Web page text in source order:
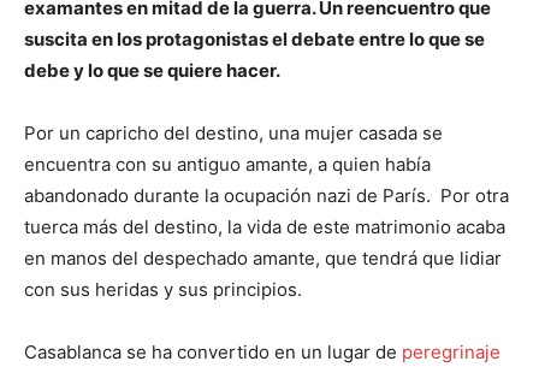
examantes en mitad de la guerra. Un reencuentro que
suscita en los protagonistas el debate entre lo que se
debe y lo que se quiere hacer.
Por un capricho del destino, una mujer casada se
encuentra con su antiguo amante, a quien había
abandonado durante la ocupación nazi de París. Por otra
tuerca más del destino, la vida de este matrimonio acaba
en manos del despechado amante, que tendrá que lidiar
con sus heridas y sus principios.
Casablanca se ha convertido en un lugar de peregrinaje